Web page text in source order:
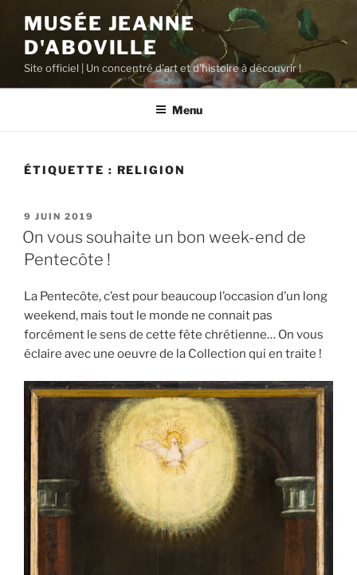
contenu
principal
MUSÉE JEANNE
D'ABOVILLE
Site officiel | Un concentré d'art et d'histoire à découvrir !
Menu
ÉTIQUETTE : RELIGION
PUBLIÉ
LE
9 JUIN 2019
On vous souhaite un bon week-end de
Pentecôte !
La Pentecôte, c’est pour beaucoup l’occasion d’un long
weekend, mais tout le monde ne connait pas
forcément le sens de cette fête chrétienne… On vous
éclaire avec une oeuvre de la Collection qui en traite !